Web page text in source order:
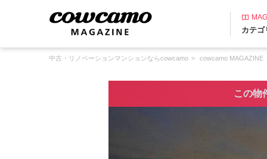
カテゴ
中古・リノベーションマンションならcowcamo cowcamo MAGAZINE
この物